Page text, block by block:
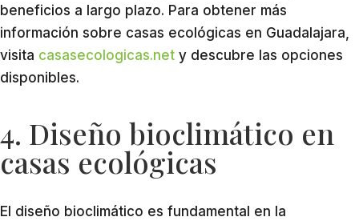
beneficios a largo plazo. Para obtener más
información sobre casas ecológicas en Guadalajara,
visita casasecologicas.net y descubre las opciones
disponibles.
4. Diseño bioclimático en
casas ecológicas
El diseño bioclimático es fundamental en la